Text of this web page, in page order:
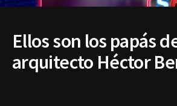
Ellos son los papás
arquitecto Héctor